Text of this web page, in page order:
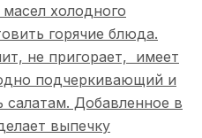
холодного
горячие блюда.
не пригорает, имеет
подчеркивающий и
Добавленное в
выпечку